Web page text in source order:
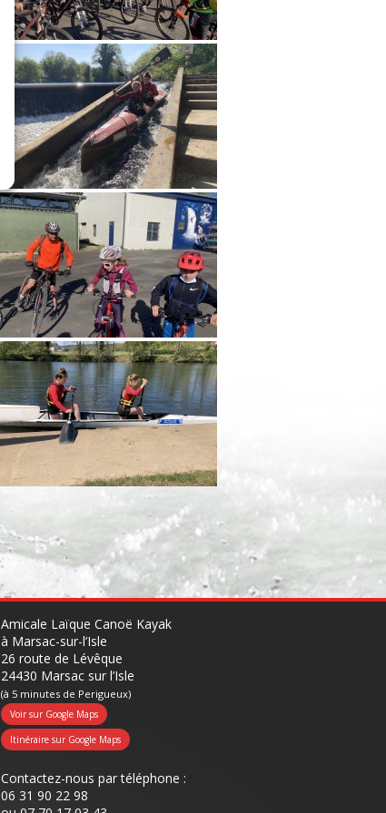
Amicale Laïque Canoë Kayak
à Marsac-sur-l’Isle
26 route de Lévêque
24430 Marsac sur l’Isle
(à 5 minutes de Perigueux)
Voir sur Google Maps
Itinéraire sur Google Maps
Contactez-nous par téléphone :
06 31 90 22 98